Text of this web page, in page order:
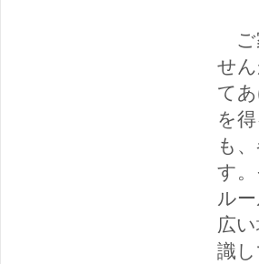
ご
せ
て
を
も
す
ル
広
識